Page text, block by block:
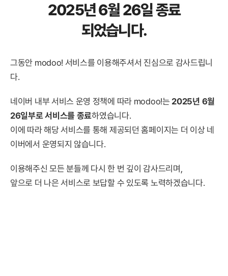
2025년 6월 26일 종료
되었습니다.
그동안 modoo! 서비스를 이용해주셔서 진심으로 감사드립니
다.
네이버 내부 서비스 운영 정책에 따라 modoo!는 2025년 6월
26일부로 서비스를 종료하였습니다.
이에 따라 해당 서비스를 통해 제공되던 홈페이지는 더 이상 네
이버에서 운영되지 않습니다.
이용해주신 모든 분들께 다시 한 번 깊이 감사드리며,
앞으로 더 나은 서비스로 보답할 수 있도록 노력하겠습니다.